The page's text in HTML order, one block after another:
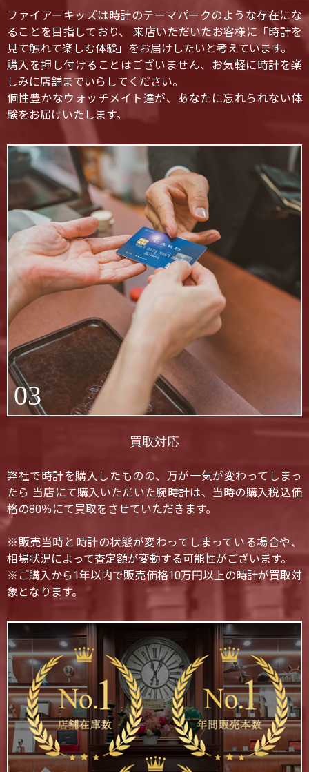
ファイアーキッズは時計のテーマパークのような存在にな
ることを目指しており、 来店いただいたお客様に「時計を
見て触れて楽しむ体験」をお届けしたいと考えています。
購入を押し付けることはございません、お気軽に時計を楽
しみに店舗までいらしてください。
個性豊かなウォッチメイト達が、あなたに忘れられない体
験をお届けいたします。
03
買取対応
弊社で時計を購入したものの、万が一気が変わってしまっ
たら 当店にて購入いただいた腕時計は、当時の購入税込価
格の80％にて買取をさせていただきます。
※販売当時と時計の状態が変わってしまっている場合や、
相場状況によって査定額が変動する可能性がございます。
※ご購入から1年以内で販売価格10万円以上の時計が買取対
象となります。